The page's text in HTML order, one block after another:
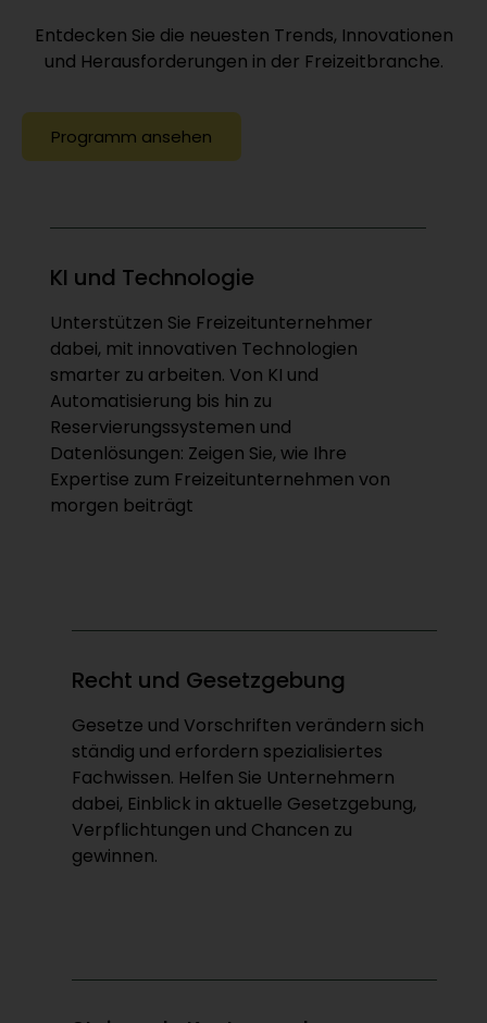
Entdecken Sie die neuesten Trends, Innovationen
und Herausforderungen in der Freizeitbranche.
Programm ansehen
KI und Technologie
Unterstützen Sie Freizeitunternehmer
dabei, mit innovativen Technologien
smarter zu arbeiten. Von KI und
Automatisierung bis hin zu
Reservierungssystemen und
Datenlösungen: Zeigen Sie, wie Ihre
Expertise zum Freizeitunternehmen von
morgen beiträgt
Recht und Gesetzgebung
Gesetze und Vorschriften verändern sich
ständig und erfordern spezialisiertes
Fachwissen. Helfen Sie Unternehmern
dabei, Einblick in aktuelle Gesetzgebung,
Verpflichtungen und Chancen zu
gewinnen.